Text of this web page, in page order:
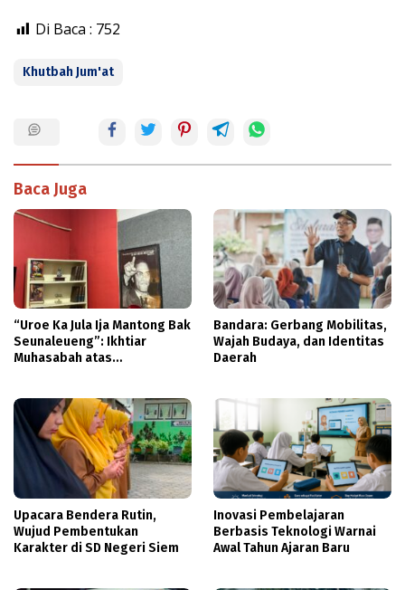
Di Baca : 752
Khutbah Jum'at
Baca Juga
“Uroe Ka Jula Ija Mantong Bak
Seunaleueng”: Ikhtiar
Muhasabah atas
Pemerintah Abdya
Bandara: Gerbang Mobilitas,
Wajah Budaya, dan Identitas
Daerah
Upacara Bendera Rutin,
Wujud Pembentukan
Karakter di SD Negeri Siem
Inovasi Pembelajaran
Berbasis Teknologi Warnai
Awal Tahun Ajaran Baru